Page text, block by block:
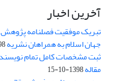
آخرین اخبار
تبریک موفقیت فصلنامه
جهان اسلام به همراهان نشریه15
ثبت مشخصات کامل تمام
مقاله1398-10-15